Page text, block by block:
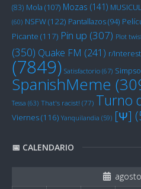
(83) Mola (107) Mozas (141)
(60) NSFW(122) Pantallazos(94)
Picante (117) Pin up (307) Plot
(350) Quake FM (241) r/
(7849) Satisfactorio (67)
SpanishMeme
Tessa (63) That's racist! (77) Turno
Viernes(116) Yanquilandia (59) [Ψ]
📅 CALENDARIO